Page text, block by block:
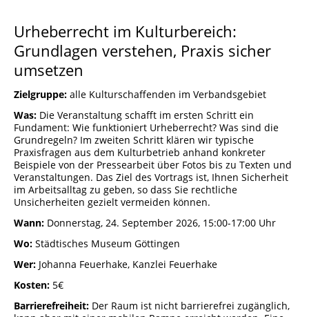
Urheberrecht im Kulturbereich:
Grundlagen verstehen, Praxis sicher
umsetzen
Zielgruppe: alle Kulturschaffenden im Verbandsgebiet
Was: Die Veranstaltung schafft im ersten Schritt ein
Fundament: Wie funktioniert Urheberrecht? Was sind die
Grundregeln? Im zweiten Schritt klären wir typische
Praxisfragen aus dem Kulturbetrieb anhand konkreter
Beispiele von der Pressearbeit über Fotos bis zu Texten und
Veranstaltungen. Das Ziel des Vortrags ist, Ihnen Sicherheit
im Arbeitsalltag zu geben, so dass Sie rechtliche
Unsicherheiten gezielt vermeiden können.
Wann: Donnerstag, 24. September 2026, 15:00-17:00 Uhr
Wo: Städtisches Museum Göttingen
Wer: Johanna Feuerhake, Kanzlei Feuerhake
Kosten: 5€
Barrierefreiheit: Der Raum ist nicht barrierefrei zugänglich,
Städtisches Museum Hann. Münden
StadtMuseum Einbeck
Heimatmuseum Duderstadt
Stadt- und Tiermuseum Alfeld
Heimatmuseum Northeim
Heimatmuseum Moringen
Stadtmuseum Bad Gandersheim